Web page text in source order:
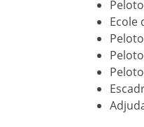
Ecole